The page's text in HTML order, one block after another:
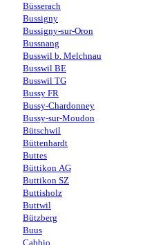
Büsserach
Bussigny
Bussigny-sur-Oron
Bussnang
Busswil b. Melchnau
Busswil BE
Busswil TG
Bussy FR
Bussy-Chardonney
Bussy-sur-Moudon
Bütschwil
Büttenhardt
Buttes
Büttikon AG
Buttikon SZ
Buttisholz
Buttwil
Bützberg
Buus
Cabbio